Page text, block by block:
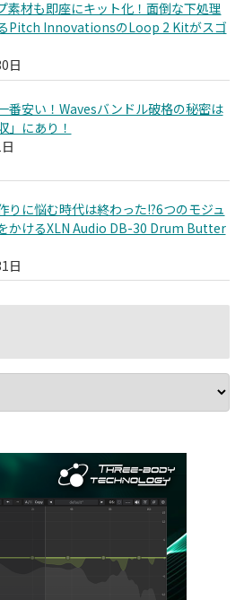
素材も即座にキット化！面倒な下処理
Pitch InnovationsのLoop 2 Kitがスゴ
日
番安い！Wavesバンドル破格の秘密は
」にあり！
りに悩む時代は終わった!?6つのモジュ
かけるXLN Audio DB-30 Drum Butter
日